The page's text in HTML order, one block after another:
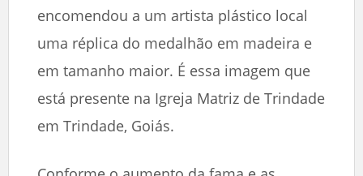
encomendou a um artista plástico local
uma réplica do medalhão em madeira e
em tamanho maior. É essa imagem que
está presente na Igreja Matriz de Trindade
em Trindade, Goiás.